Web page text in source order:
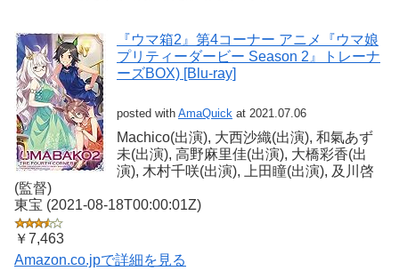
『ウマ箱2』第4コーナー アニメ『ウマ娘
プリティーダービー Season 2』トレーナ
ーズBOX) [Blu-ray]
posted with AmaQuick at 2021.07.06
Machico(出演), 大西沙織(出演), 和氣あず
未(出演), 高野麻里佳(出演), 大橋彩香(出
演), 木村千咲(出演), 上田瞳(出演), 及川啓
(監督)
東宝 (2021-08-18T00:00:01Z)
￥7,463
Amazon.co.jpで詳細を見る